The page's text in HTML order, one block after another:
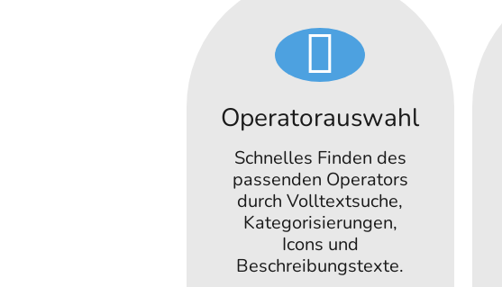
Operatorauswahl
Schnelles Finden des
passenden Operators
durch Volltextsuche,
Kategorisierungen,
Icons und
Beschreibungstexte.